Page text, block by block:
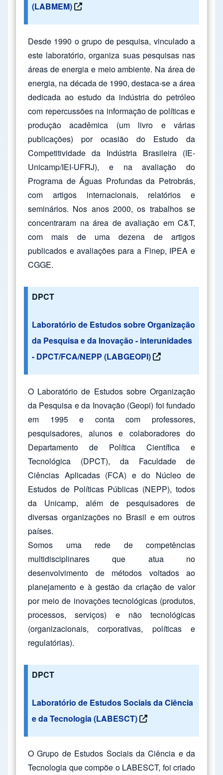
(LABMEM)
Desde 1990 o grupo de pesquisa, vinculado a
este laboratório, organiza suas pesquisas nas
áreas de energia e meio ambiente. Na área de
energia, na década de 1990, destaca-se a área
dedicada ao estudo da indústria do petróleo
com repercussões na informação de políticas e
produção acadêmica (um livro e várias
publicações) por ocasião do Estudo da
Competitividade da Indústria Brasileira (IE-
Unicamp/IEI-UFRJ), e na avaliação do
Programa de Águas Profundas da Petrobrás,
com artigos internacionais, relatórios e
seminários. Nos anos 2000, os trabalhos se
concentraram na área de avaliação em C&T,
com mais de uma dezena de artigos
publicados e avaliações para a Finep, IPEA e
CGGE.
DPCT
Laboratório de Estudos sobre Organização
da Pesquisa e da Inovação - interunidades
- DPCT/FCA/NEPP (LABGEOPI)
O Laboratório de Estudos sobre Organização
da Pesquisa e da Inovação (Geopi) foi fundado
em 1995 e conta com professores,
pesquisadores, alunos e colaboradores do
Departamento de Política Científica e
Tecnológica (DPCT), da Faculdade de
Ciências Aplicadas (FCA) e do Núcleo de
Estudos de Políticas Públicas (NEPP), todos
da Unicamp, além de pesquisadores de
diversas organizações no Brasil e em outros
países.
Somos uma rede de competências
multidisciplinares que atua no
desenvolvimento de métodos voltados ao
planejamento e à gestão da criação de valor
por meio de inovações tecnológicas (produtos,
processos, serviços) e não tecnológicas
(organizacionais, corporativas, políticas e
regulatórias).
DPCT
Laboratório de Estudos Sociais da Ciência
e da Tecnologia (LABESCT)
O Grupo de Estudos Sociais da Ciência e da
Tecnologia que compõe o LABESCT, foi criado